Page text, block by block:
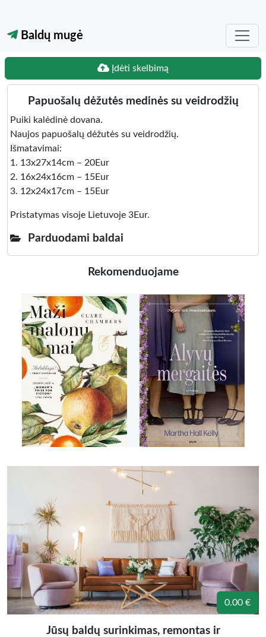
Baldų mugė
Įdėti skelbimą
Papuošalų dėžutės medinės su veidrodžių
Puiki kalėdinė dovana.
Naujos papuošalų dėžutės su veidrodžių.
Išmatavimai:
1. 13x27x14cm – 20Eur
2. 16x24x16cm – 15Eur
3. 12x24x17cm – 15Eur
Pristatymas visoje Lietuvoje 3Eur.
Parduodami baldai
Rekomenduojame
0.00 €
Jūsų baldų surinkimas, remontas ir